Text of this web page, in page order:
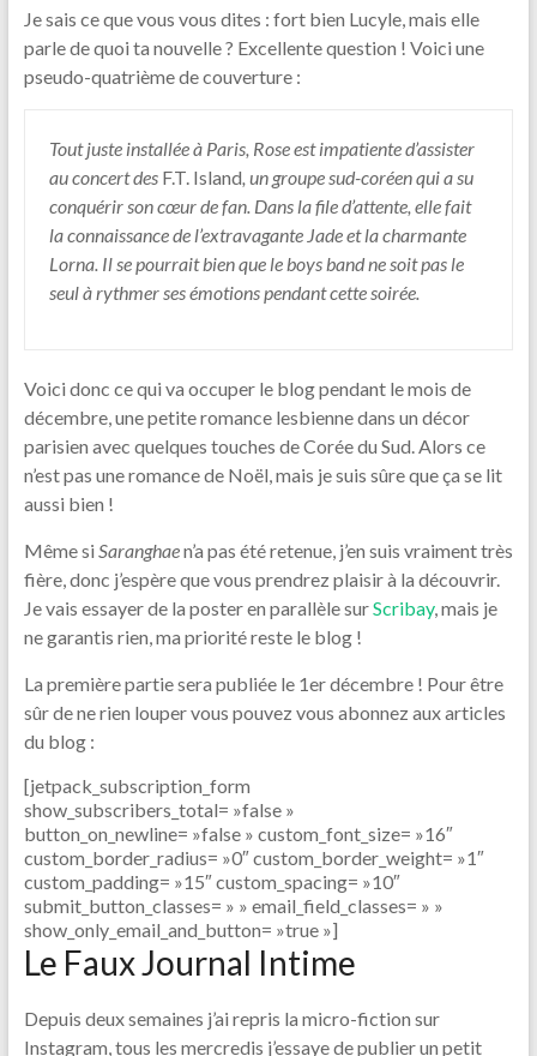
Je sais ce que vous vous dites : fort bien Lucyle, mais elle
parle de quoi ta nouvelle ? Excellente question ! Voici une
pseudo-quatrième de couverture :
Tout juste installée à Paris, Rose est impatiente d’assister
au concert des F.T. Island, un groupe sud-coréen qui a su
conquérir son cœur de fan. Dans la file d’attente, elle fait
la connaissance de l’extravagante Jade et la charmante
Lorna. Il se pourrait bien que le boys band ne soit pas le
seul à rythmer ses émotions pendant cette soirée.
Voici donc ce qui va occuper le blog pendant le mois de
décembre, une petite romance lesbienne dans un décor
parisien avec quelques touches de Corée du Sud. Alors ce
n’est pas une romance de Noël, mais je suis sûre que ça se lit
aussi bien !
Même si Saranghaen’a pas été retenue, j’en suis vraiment très
fière, donc j’espère que vous prendrez plaisir à la découvrir.
Je vais essayer de la poster en parallèle surScribay, mais je
ne garantis rien, ma priorité reste le blog !
La première partie sera publiée le 1er décembre ! Pour être
sûr de ne rien louper vous pouvez vous abonnez aux articles
du blog :
[jetpack_subscription_form
show_subscribers_total= »false »
button_on_newline= »false » custom_font_size= »16″
custom_border_radius= »0″ custom_border_weight= »1″
custom_padding= »15″ custom_spacing= »10″
submit_button_classes= » » email_field_classes= » »
show_only_email_and_button= »true »]
Le Faux Journal Intime
Depuis deux semaines j’ai repris la micro-fiction sur
Instagram, tous les mercredis j’essaye de publier un petit